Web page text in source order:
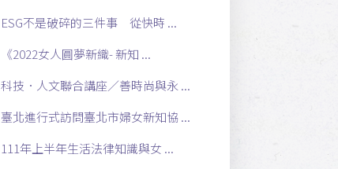
ESG不是破碎的三件事 從快時 ...
《2022女人圓夢新織- 新知 ...
科技．人文聯合講座／善時尚與永 ...
臺北進行式訪問臺北市婦女新知協 ...
111年上半年生活法律知識與女 ...